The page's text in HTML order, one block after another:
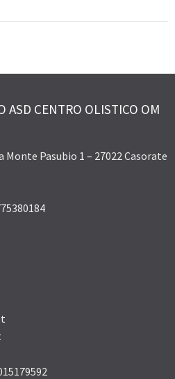
ASD CENTRO OLISTICO OM
Monte Pasubio 1 – 27022 Casorate